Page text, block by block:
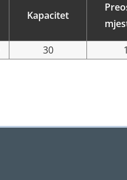
Kapacitet
30